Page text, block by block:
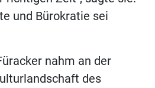
und Bürokratie sei
nahm an der
des